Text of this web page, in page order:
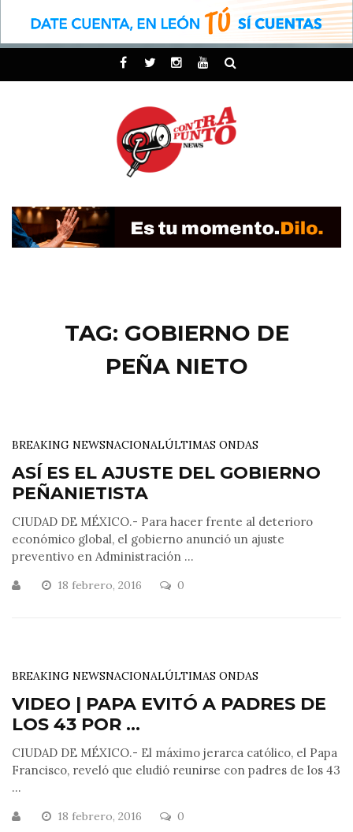
TAG: GOBIERNO DE
PEÑA NIETO
BREAKING NEWSNACIONALÚLTIMAS ONDAS
ASÍ ES EL AJUSTE DEL GOBIERNO
PEÑANIETISTA
CIUDAD DE MÉXICO.- Para hacer frente al deterioro
económico global, el gobierno anunció un ajuste
preventivo en Administración ...
18 febrero, 2016 0
BREAKING NEWSNACIONALÚLTIMAS ONDAS
VIDEO | PAPA EVITÓ A PADRES DE
LOS 43 POR ...
CIUDAD DE MÉXICO.- El máximo jerarca católico, el Papa
Francisco, reveló que eludió reunirse con padres de los 43
...
18 febrero, 2016 0